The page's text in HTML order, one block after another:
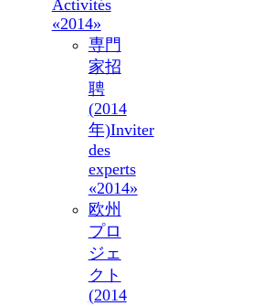
Activités
«2014»
専門
家招
聘
(2014
年)Inviter
des
experts
«2014»
欧州
プロ
ジェ
クト
(2014